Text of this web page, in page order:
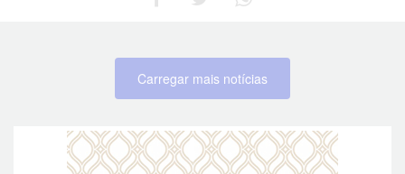
Carregar mais notícias